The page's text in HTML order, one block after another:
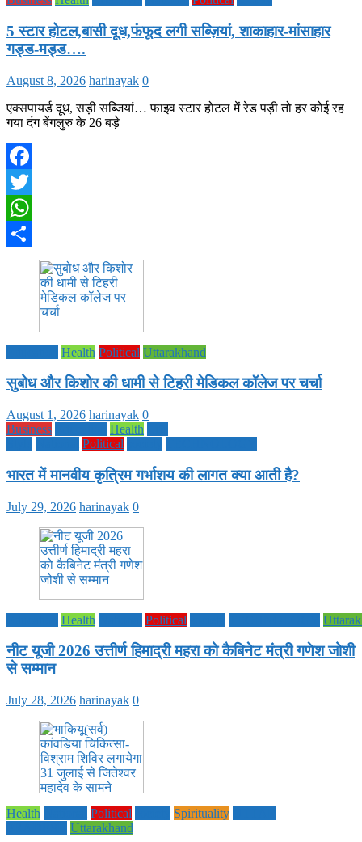
5 स्टार होटल,बासी दूध,फंफूद लगी सब्ज़ियां, शाकाहार-मांसाहार
गड्ड-मड्ड….
August 8, 2026 harinayak 0
एक्सपायर्ड दूध, सड़ी सब्जियां… फाइव स्टार होटल में रेड पड़ी तो हर कोई रह
गया दंग बेंगलुरु के 26 बड़े
Facebook
Twitter
WhatsApp
Health Political Uttarakhand
सुबोध और किशोर की धामी से टिहरी मेडिकल कॉलेज पर चर्चा
August 1, 2026 harinayak 0
Business
Health
Political
भारत में मानवीय कृत्रिम गर्भाशय की लागत क्या आती है?
July 29, 2026 harinayak 0
Health Political
नीट यूजी 2026 उत्तीर्ण हिमाद्री महरा को कैबिनेट मंत्री गणेश जोशी
से सम्मान
July 28, 2026 harinayak 0
Health Political Spirituality
Uttarakhand